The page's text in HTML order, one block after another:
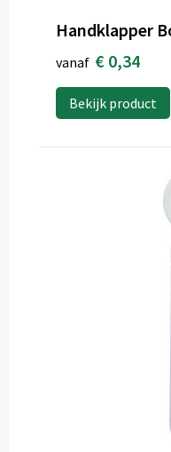
Handklapper
vanaf € 0,34
Bekijk product